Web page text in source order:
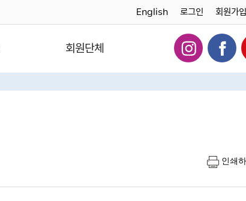
English 로그인 회원가입
회원단체
인쇄